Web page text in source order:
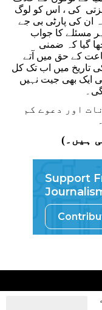
عزتی کی ، اس کو لوگ
ان کی پارٹی بی جے
مسئلے کا جواب
گیا کہ ضمنی
کے حق میں آتے
تاریخ میں اب تک کل
ایک بھی جیت نہیں
اور دعوے کم
Support